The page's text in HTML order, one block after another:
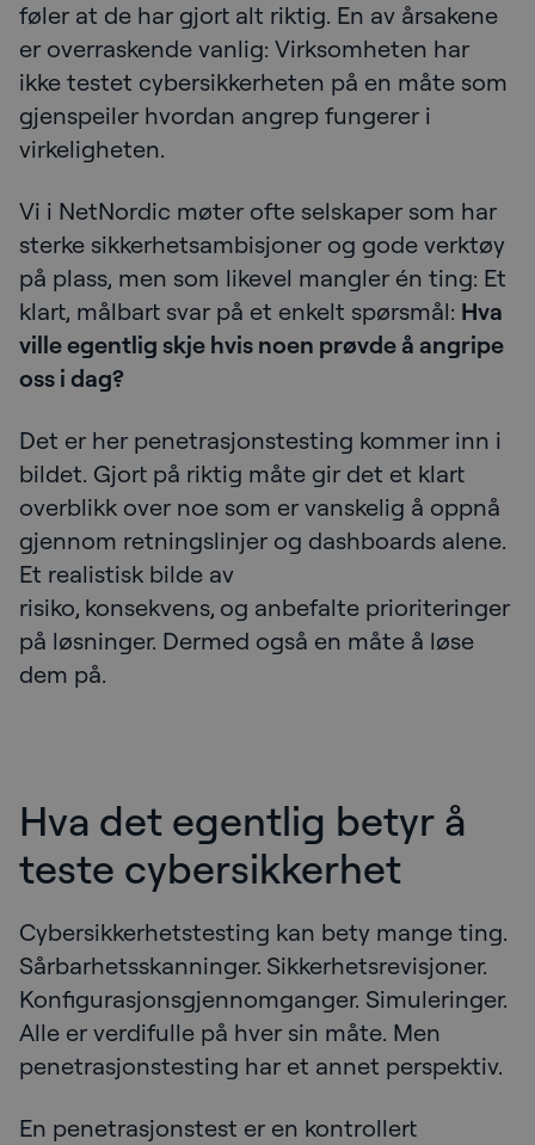
føler at de har gjort alt riktig. En av årsakene
er overraskende vanlig: Virksomheten har
ikke testet cybersikkerheten på en måte som
gjenspeiler hvordan angrep fungerer i
virkeligheten.
Vi i NetNordic møter ofte selskaper som har
sterke sikkerhetsambisjoner og gode verktøy
på plass, men som likevel mangler én ting: Et
klart, målbart svar på et enkelt spørsmål: Hva
ville egentlig skje hvis noen prøvde å angripe
oss i dag?
Det er her penetrasjonstesting kommer inn i
bildet. Gjort på riktig måte gir det et klart
overblikk over noe som er vanskelig å oppnå
gjennom retningslinjer og dashboards alene.
Et realistisk bilde av
risiko, konsekvens, og anbefalte prioriteringer
på løsninger. Dermed også en måte å løse
dem på.
Hva det egentlig betyr å
teste cybersikkerhet
Cybersikkerhetstesting kan bety mange ting.
Sårbarhetsskanninger. Sikkerhetsrevisjoner.
Konfigurasjonsgjennomganger. Simuleringer.
Alle er verdifulle på hver sin måte. Men
penetrasjonstesting har et annet perspektiv.
En penetrasjonstest er en kontrollert